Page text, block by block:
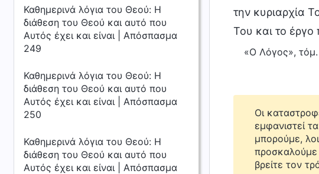
Καθημερινά λόγια του Θεού: Η
διάθεση του Θεού και αυτό που
Αυτός έχει και είναι | Απόσπασμα
249
Καθημερινά λόγια του Θεού: Η
διάθεση του Θεού και αυτό που
Αυτός έχει και είναι | Απόσπασμα
250
Καθημερινά λόγια του Θεού: Η
διάθεση του Θεού και αυτό που
Αυτός έχει και είναι | Απόσπασμα
την κυριαρχία
Του και το έργο
«Ο Λόγος»,
Οι
εμφανιστεί
μπορούμε,
προσκαλούμε
βρείτε τον